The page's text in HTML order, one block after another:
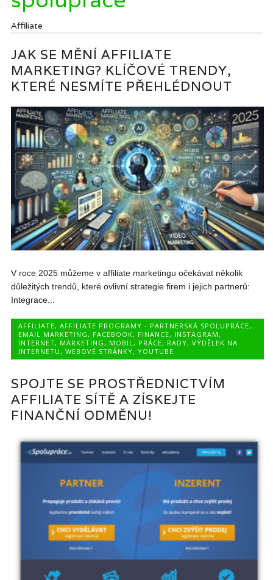
Affiliate
JAK SE MĚNÍ AFFILIATE
MARKETING? KLÍČOVÉ TRENDY,
KTERÉ NESMÍTE PŘEHLÉDNOUT
V roce 2025 můžeme v affiliate marketingu očekávat několik
důležitých trendů, které ovlivní strategie firem i jejich partnerů:
Integrace...
AFFILIATE,AFFILIATE PROGRAMY - PARTNERSKÁ SPOLUPRÁCE,
EMAIL MARKETING, FACEBOOK, FINANCE, INSTAGRAM,
INTERNET, MARKETING, MOBIL, PRÁCE, RADY,VÝDĚLEK NA
INTERNETU,WEBOVÉ STRÁNKY,YOUTUBE
SPOJTE SE PROSTŘEDNICTVÍM
AFFILIATE SÍTĚ A ZÍSKEJTE
FINANČNÍ ODMĚNU!